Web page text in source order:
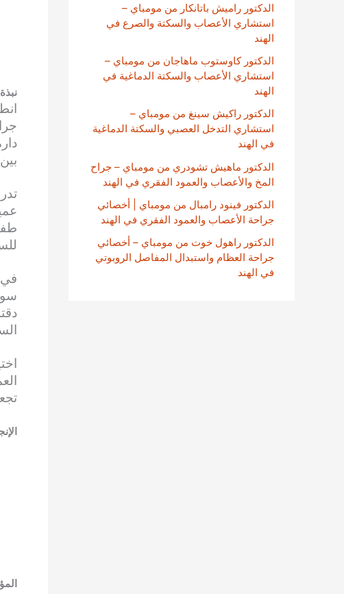
الدكتور راميش باتانكار من مومباي –
استشاري الأعصاب والسكتة والصرع في
الهند
الدكتور كاوستوب ماهاجان من مومباي –
استشاري الأعصاب والسكتة الدماغية في
الهند
الدكتور راكيش سينغ من مومباي –
استشاري التدخل العصبي والسكتة الدماغية
في الهند
الدكتور ماهيش تشودري من مومباي – جراح
المخ والأعصاب والعمود الفقري في الهند
الدكتور فينود رامبال من مومباي | أخصائي
جراحة الأعصاب والعمود الفقري في الهند
الدكتور راهول خوت من مومباي – أخصائي
جراحة العظام واستبدال المفاصل الروبوتي
في الهند
نبذة
في